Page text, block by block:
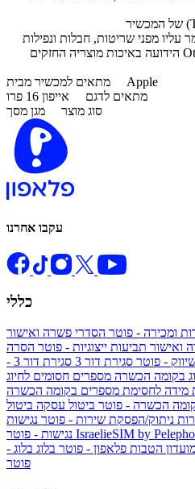
עליו מפני שריטות, חבלות ונפילות
• המגן מיוצר על ידי חברת Otterbox הידועה באיכות מוצריה החזקים
מתאים למכשיר מבית Apple
מתאים לדגם אייפון 16 פרו
סוג מוצר מגן מסך
עקבו אחרנו
כללי
ומכירה - פוטר הסדרי פשרה ואישור
ואישור תביעות ייצוגיות - פוטר הסרה
- פוטר סגירת דור 3
סגירת דור 3 -
בקומה הכשרה מספרים חסומים לחיוג
מידה לחסימת מספרים בקומה הכשרה
הכשרה - פוטר ביטול עסקה ביטול
ניתוק/הפסקת שירות - פוטר נגישות
IsraelieSIM by
הטבות פלאפון - פוטר בלוג בלוג -
פוטר